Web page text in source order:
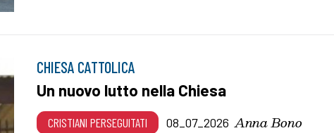
CHIESA CATTOLICA
Un nuovo lutto nella Chiesa
CRISTIANI PERSEGUITATI 08_07_2026 Anna Bono